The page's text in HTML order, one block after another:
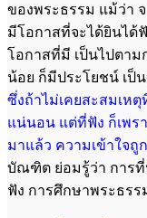
ของพระธรรม แม้ว่า
มีโอกาสที่จะได้ยินได้
โอกาสที่มี เป็นไปตาม
น้อย ก็มีประโยชน์ เป็
ซึ่งถ้าไม่เคยสะสมเห
แน่นอน แต่ที่ฟัง ก็เพร
มาแล้ว ความเข้าใจ
บัณฑิต ย่อมรู้ว่า การ
ฟัง การศึกษาพระธร